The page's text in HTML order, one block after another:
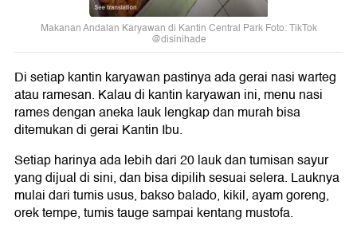
Makanan Andalan Karyawan di Kantin Central Park Foto: TikTok
@disinihade
Di setiap kantin karyawan pastinya ada gerai nasi warteg
atau ramesan. Kalau di kantin karyawan ini, menu nasi
rames dengan aneka lauk lengkap dan murah bisa
ditemukan di gerai Kantin Ibu.
Setiap harinya ada lebih dari 20 lauk dan tumisan sayur
yang dijual di sini, dan bisa dipilih sesuai selera. Lauknya
mulai dari tumis usus, bakso balado, kikil, ayam goreng,
orek tempe, tumis tauge sampai kentang mustofa.